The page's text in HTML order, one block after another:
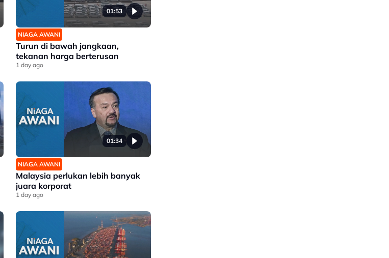
01:53
NIAGA AWANI
Turun di bawah jangkaan,
tekanan harga berterusan
1 day ago
01:34
NIAGA AWANI
Malaysia perlukan lebih banyak
juara korporat
1 day ago